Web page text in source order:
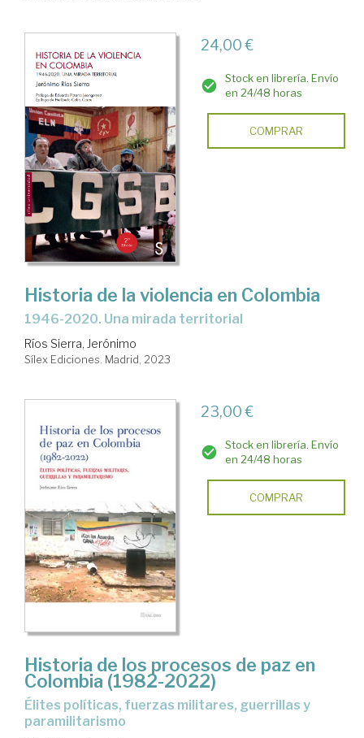
24,00 €
Stock en librería. Envío
en 24/48 horas
COMPRAR
Historia de la violencia en Colombia
1946-2020. Una mirada territorial
Ríos Sierra, Jerónimo
Sílex Ediciones. Madrid, 2023
23,00 €
Stock en librería. Envío
en 24/48 horas
COMPRAR
Historia de los procesos de paz en
Colombia (1982-2022)
élites políticas, fuerzas militares, guerrillas y
paramilitarismo